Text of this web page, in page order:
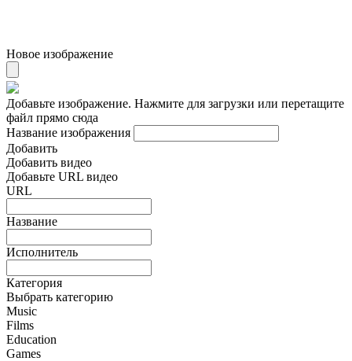
Новое изображение
Добавьте изображение. Нажмите для загрузки или перетащите
файл прямо сюда
Название изображения
Добавить
Добавить видео
Добавьте URL видео
URL
Название
Исполнитель
Категория
Выбрать категорию
Music
Films
Education
Games